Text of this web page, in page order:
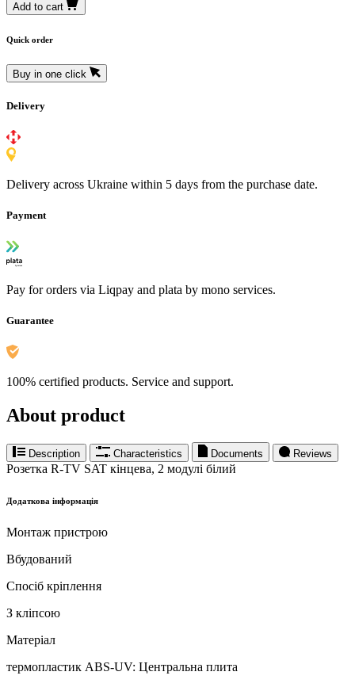
Add to cart
Quick order
Buy in one click
Delivery
Delivery across Ukraine within 5 days from the purchase date.
Payment
Pay for orders via Liqpay and plata by mono services.
Guarantee
100% certified products. Service and support.
About product
Description Characteristics Documents Reviews
Розетка R-TV SAT кінцева, 2 модулі білий
Додаткова інформація
Монтаж пристрою
Вбудований
Спосіб кріплення
З кліпсою
Матеріал
термопластик ABS-UV: Центральна плита